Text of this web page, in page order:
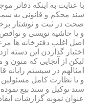
با عنایت به اینکه دفاتر
سند محکم و قانونی به
صحت در ثبت و نوشتار
و یا حاشیه نویسی و
اصل اغلب دفترخانه ها
اختیار گذاردن این دسته
لیکن از آنجایی که متون و
امثالهم در سیستم رایانه
و با نظارت کامل
سند توکیل و سند بیع
عنوان نمونه گزارشات